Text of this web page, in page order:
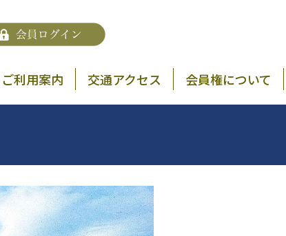
ご利用案内 交通アクセス 会員権について